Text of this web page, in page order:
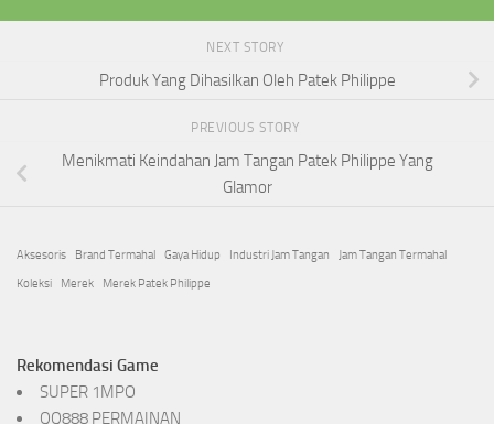
NEXT STORY
Produk Yang Dihasilkan Oleh Patek Philippe
PREVIOUS STORY
Menikmati Keindahan Jam Tangan Patek Philippe Yang
Glamor
Aksesoris Brand Termahal Gaya Hidup Industri Jam Tangan
Jam Tangan Termahal
Koleksi
Merek Merek Patek Philippe
Rekomendasi Game
SUPER 1MPO
QQ888 PERMAINAN